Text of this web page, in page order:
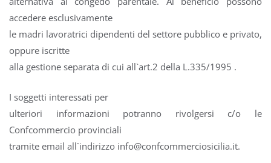
accedere esclusivamente
le madri lavoratrici dipendenti del settore pubblico e privato,
oppure iscritte
alla gestione separata di cui all`art.2 della L.335/1995 .
I soggetti interessati per
ulteriori informazioni potranno rivolgersi c/o le
Confcommercio provinciali
tramite email all`indirizzo info@confcommerciosicilia.it.